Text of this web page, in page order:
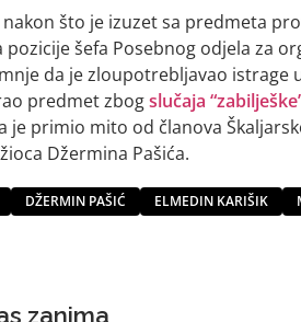
što je izuzet sa predmeta
pozicije šefa Posebnog odjela za
da je zloupotrebljavao
predmet zbogslučaja
je primio mito od članova
Džermina Pašića.
DŽERMIN PAŠIĆ ELMEDIN KARIŠIK
zanima